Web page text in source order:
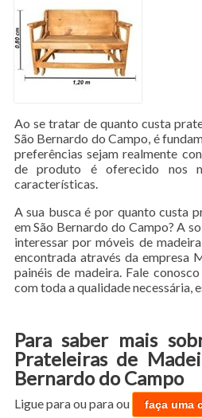
Ao se tratar de quanto custa
São Bernardo do Campo, é
preferências sejam realmente
de produto é oferecido nos
características.
A sua busca é por quanto custa
em São Bernardo do Campo? A
interessar por móveis de
encontrada através da empresa
painéis de madeira. Fale
com toda a qualidade necessária,
Para saber mais
Prateleiras de
Bernardo do Campo
Ligue paraou paraou faça uma